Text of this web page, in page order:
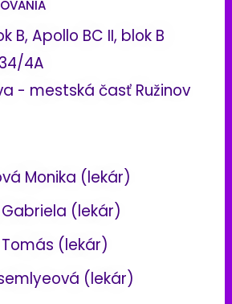
B, Apollo BC II, blok B
4A
- mestská časť Ružinov
Monika (lekár)
Gabriela (lekár)
Tomás (lekár)
(lekár)